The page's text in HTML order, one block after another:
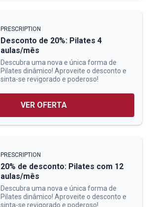
PRESCRIPTION
Desconto de 20%: Pilates 4
aulas/mês
Descubra uma nova e única forma de
Pilates dinâmico! Aproveite o desconto e
sinta-se revigorado e poderoso!
VER OFERTA
PRESCRIPTION
20% de desconto: Pilates com 12
aulas/mês
Descubra uma nova e única forma de
Pilates dinâmico! Aproveite o desconto e
sinta-se revigorado e poderoso!